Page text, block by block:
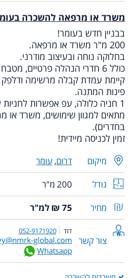
משרד או מרפאה להשכרה
בבניין חדש בעומר!
200 מ"ר משרד או מרפאה.
בחלוקה נוחה ובעיצוב מודרני.
כולל 6 חדרי הנהלה פרטיים, מטבח מאובזר ומרחב מוגן.
קיימת עמדת קבלה מרשימה ודלפק
פינות המתנה.
1 חניה כלולה, עפ אפשרות לחניות שמורות.
מתאים למגוון שימושים, משרד או
בחדרים).
זמין לכניסה מיידית!
מיקום דרום, עומר
גודל
200 מ"ר
מחיר
75 ₪ למ"ר
צור קשר
דוד 052-9171920
global.com
Whatsapp